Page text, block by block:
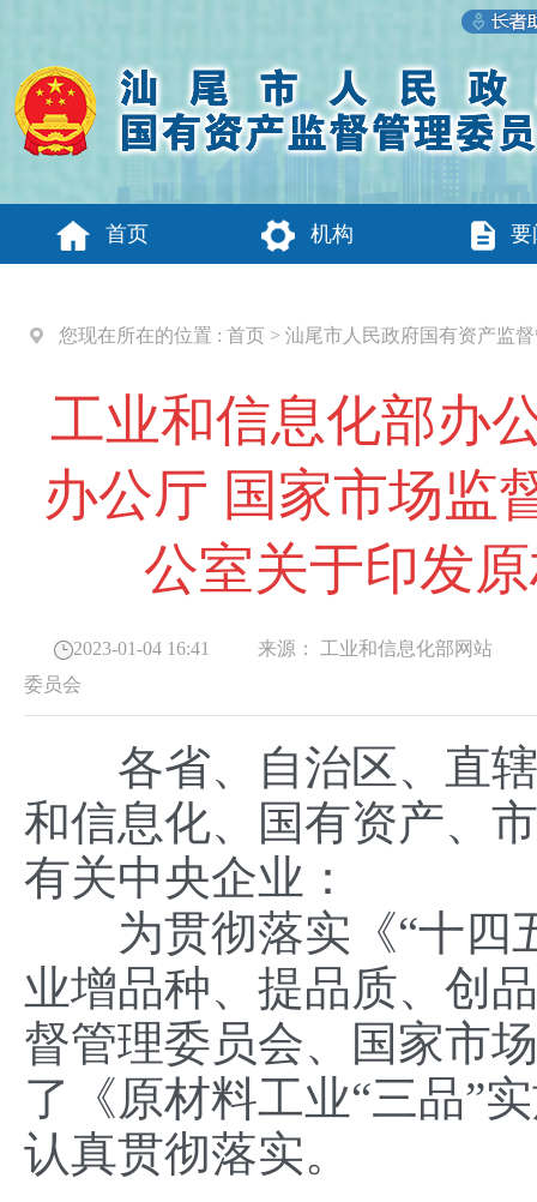
首页 机构 要
您现在所在的位置 : 首页 > 汕尾市人民政府国有资产监
工业和信息化部办
办公厅 国家市场监
公室关于印发
2023-01-04 16:41 来源： 工业和信息化部网站
委员会
各省、自治区、直辖
和信息化、国有资产、
有关中央企业：
为贯彻落实《“十四
业增品种、提品质、创
督管理委员会、国家市
了《原材料工业“三品”
认真贯彻落实。